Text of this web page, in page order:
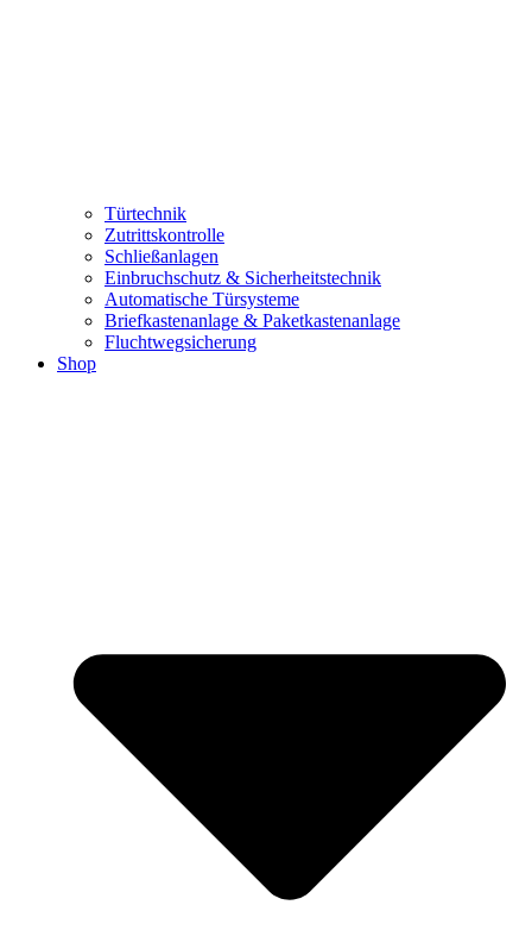
Türtechnik
Zutrittskontrolle
Schließanlagen
Einbruchschutz & Sicherheitstechnik
Automatische Türsysteme
Briefkastenanlage & Paketkastenanlage
Fluchtwegsicherung
Shop